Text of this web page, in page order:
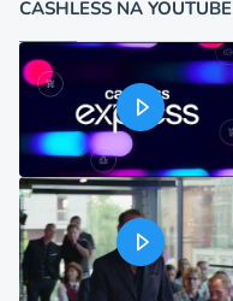
CASHLESS NA YOUTUBE